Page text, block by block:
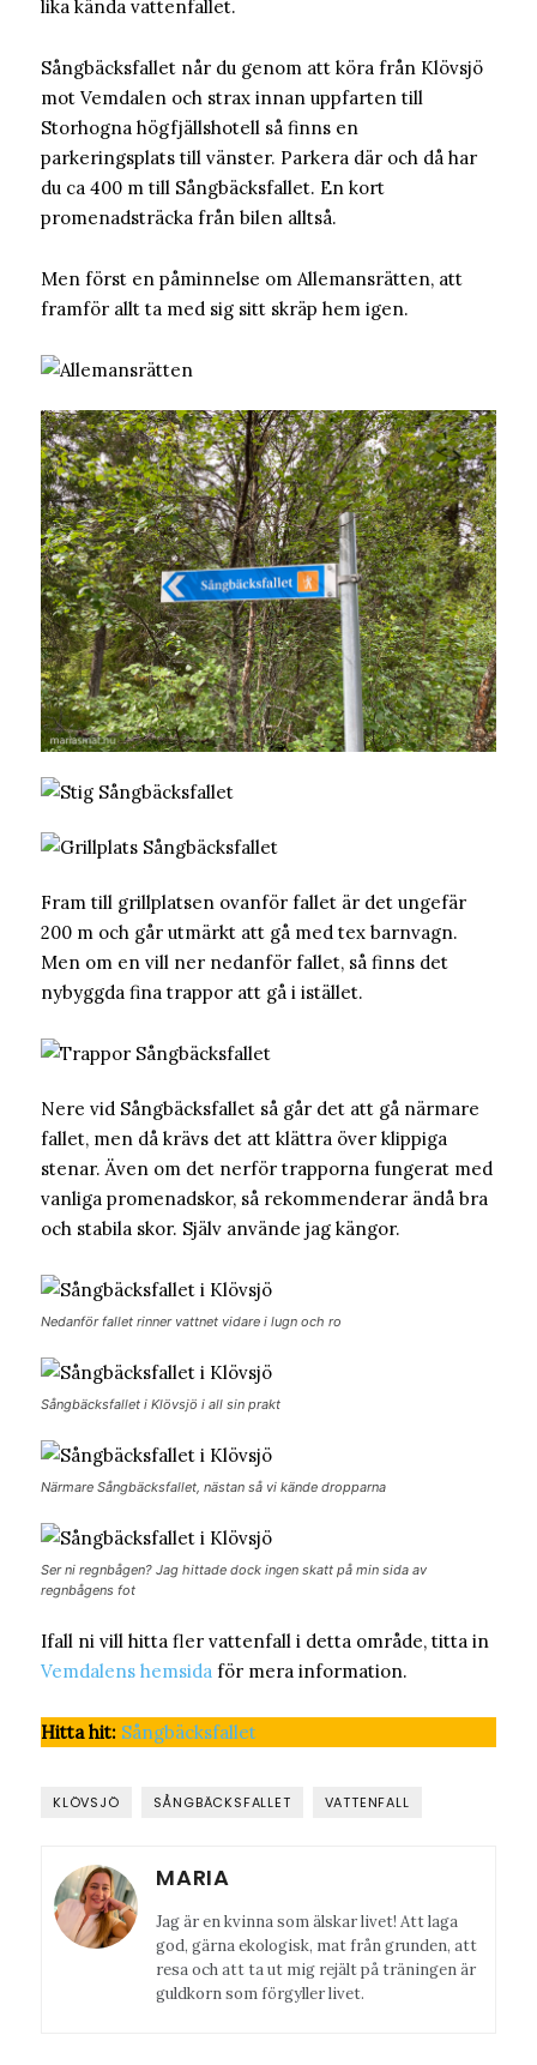
lika kända vattenfallet.
Sångbäcksfallet når du genom att köra från Klövsjö
mot Vemdalen och strax innan uppfarten till
Storhogna högfjällshotell så finns en
parkeringsplats till vänster. Parkera där och då har
du ca 400 m till Sångbäcksfallet. En kort
promenadsträcka från bilen alltså.
Men först en påminnelse om Allemansrätten, att
framför allt ta med sig sitt skräp hem igen.
Fram till grillplatsen ovanför fallet är det ungefär
200 m och går utmärkt att gå med tex barnvagn.
Men om en vill ner nedanför fallet, så finns det
nybyggda fina trappor att gå i istället.
Nere vid Sångbäcksfallet så går det att gå närmare
fallet, men då krävs det att klättra över klippiga
stenar. Även om det nerför trapporna fungerat med
vanliga promenadskor, så rekommenderar ändå bra
och stabila skor. Själv använde jag kängor.
Nedanför fallet rinner vattnet vidare i lugn och ro
Sångbäcksfallet i Klövsjö i all sin prakt
Närmare Sångbäcksfallet, nästan så vi kände dropparna
Ser ni regnbågen? Jag hittade dock ingen skatt på min sida av
regnbågens fot
Ifall ni vill hitta fler vattenfall i detta område, titta in
Vemdalens hemsida för mera information.
Hitta hit: Sångbäcksfallet
KLÖVSJÖ SÅNGBÄCKSFALLET VATTENFALL
MARIA
Jag är en kvinna som älskar livet! Att laga
god, gärna ekologisk, mat från grunden, att
resa och att ta ut mig rejält på träningen är
guldkorn som förgyller livet.